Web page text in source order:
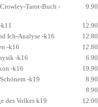
Tarot-Buch -
9.90
k11 12.90
Ich-Analyse -k16
12.80
-k16
12.80
-k16
6.90
-k16
19.90
-k19
8.90
8.90
des Volkes k19
12.00